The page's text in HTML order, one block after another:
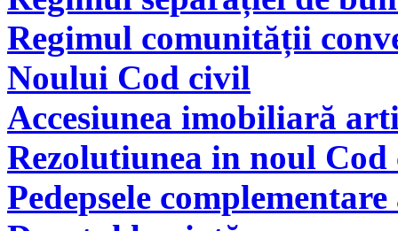
Regimul comunității
Noului Cod civil
Accesiunea imobiliară
Rezolutiunea in noul
Pedepsele